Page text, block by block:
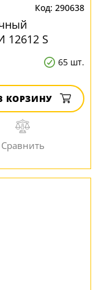
290638
S
65 шт.
КОРЗИНУ